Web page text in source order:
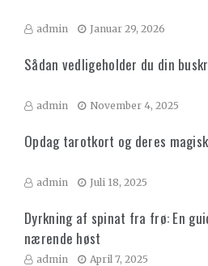
admin Januar 29, 2026
Sådan vedligeholder du din
admin November 4, 2025
Opdag tarotkort og deres
admin Juli 18, 2025
Dyrkning af spinat fra frø: En
nærende høst
admin April 7, 2025